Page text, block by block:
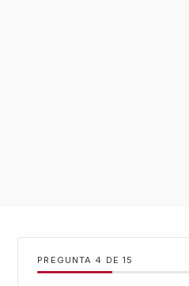
PREGUNTA DE 15